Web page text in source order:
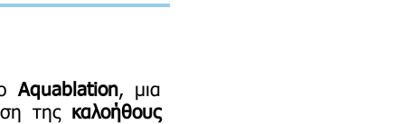
Aquablation, μια
της καλοήθους